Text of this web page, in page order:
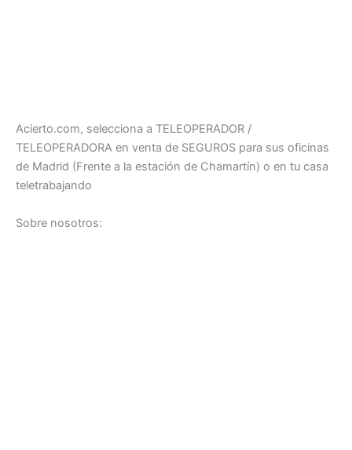
Acierto.com, selecciona a TELEOPERADOR /
TELEOPERADORA en venta de SEGUROS para sus oficinas
de Madrid (Frente a la estación de Chamartín) o en tu casa
teletrabajando
Sobre nosotros: